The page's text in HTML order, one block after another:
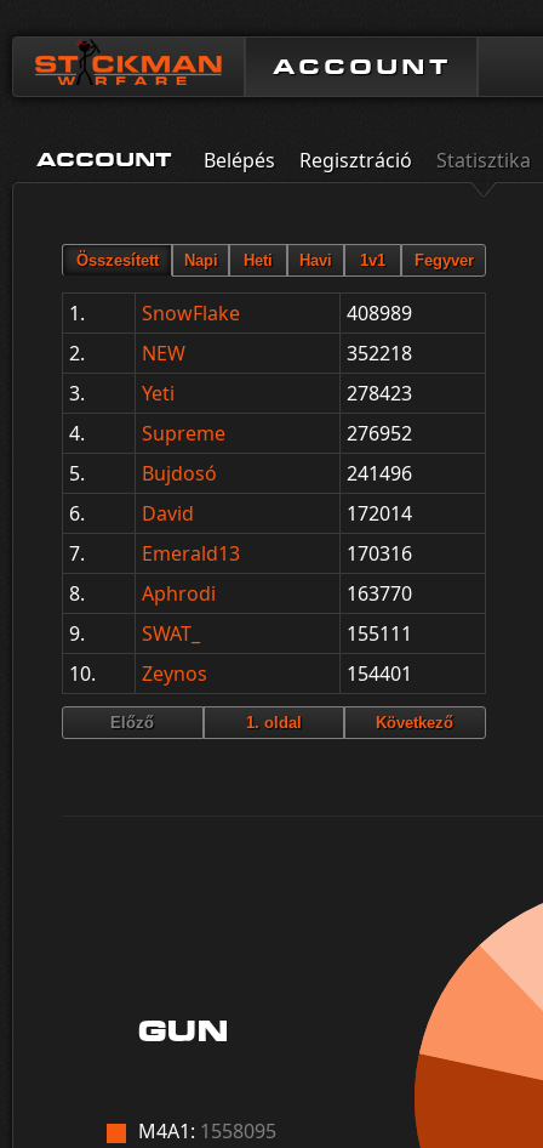
ACCOUNT
ACCOUNT Belépés Regisztráció Statisztika
1. SnowFlake
408989
2.
NEW
352218
3.
Yeti
278423
4.
Supreme
276952
5.
Bujdosó
241496
6.
David
172014
7.
Emerald13
170316
8.
Aphrodi
163770
9.
SWAT_
155111
10.
Zeynos 154401
GUN
M4A1: 1558095